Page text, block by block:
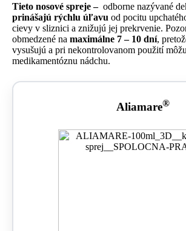
Tieto nosové spreje – odborne nazývané
prinášajú rýchlu úľavu od pocitu
cievy v sliznici a znižujú jej prekrvenie.
obmedzené na maximálne 7 – 10 dní,
vysušujú a pri nekontrolovanom použití
medikamentóznu nádchu.
Aliamare®